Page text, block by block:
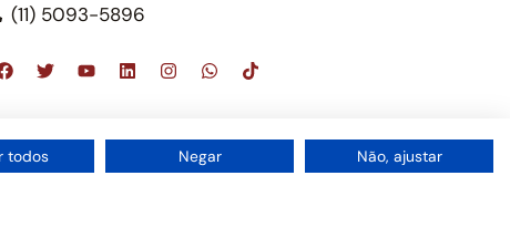
(11) 5093-5896
de advocacia, que oferece apenas
Brasil – Alexandre Berthe Pinto Soc. de Adv,
todos Negar Não, ajustar